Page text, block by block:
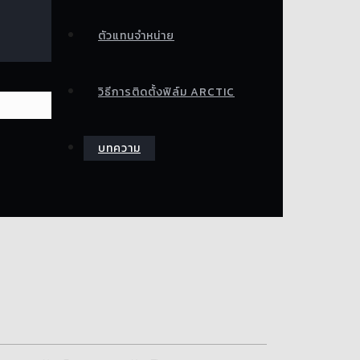
ตัวแทนจำหน่าย
วิธีการติดตั้งฟิล์ม ARCTIC
บทความ